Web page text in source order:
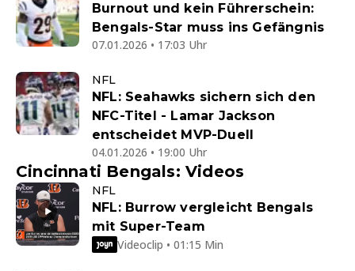
Burnout und kein Führerschein:
Bengals-Star muss ins Gefängnis
07.01.2026 • 17:03 Uhr
NFL
NFL: Seahawks sichern sich den
NFC-Titel - Lamar Jackson
entscheidet MVP-Duell
04.01.2026 • 19:00 Uhr
Cincinnati Bengals: Videos
NFL
NFL: Burrow vergleicht Bengals
mit Super-Team
Videoclip • 01:15 Min